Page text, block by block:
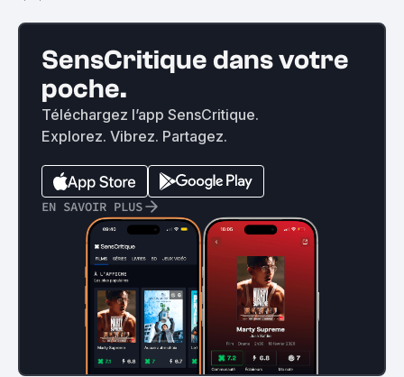
SensCritique dans votre
poche.
Téléchargez l’app SensCritique.
Explorez. Vibrez. Partagez.
EN SAVOIR PLUS